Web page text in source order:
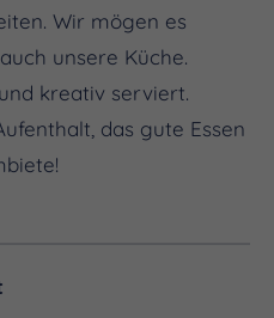
Wir mögen es
unsere Küche.
kreativ serviert.
das gute Essen